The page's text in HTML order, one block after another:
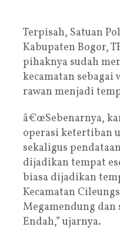
Terpisah, Satuan
Kabupaten Bogor,
pihaknya sudah
kecamatan sebagai
rawan menjadi
â€œSebenarnya,
operasi ketertiban
sekaligus
dijadikan tempat
biasa dijadikan
Kecamatan
Megamendung
Endah,” ujarnya.